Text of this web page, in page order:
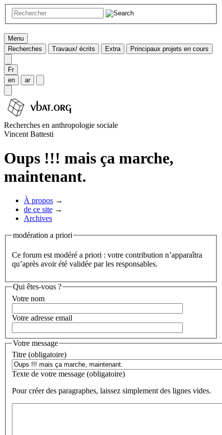
Menu
Recherches
Travaux/ écrits Extra Principaux projets en cours
Fr
en
ar
Recherches en anthropologie sociale
Vincent Battesti
Oups !!! mais ça marche,
maintenant.
À propos →
de ce site →
Archives
modération a priori
Ce forum est modéré a priori : votre contribution n’apparaîtra
qu’après avoir été validée par les responsables.
Qui êtes-vous ?
Votre nom
Votre adresse email
Votre message
Titre (obligatoire)
Texte de votre message (obligatoire)
Pour créer des paragraphes, laissez simplement des lignes vides.